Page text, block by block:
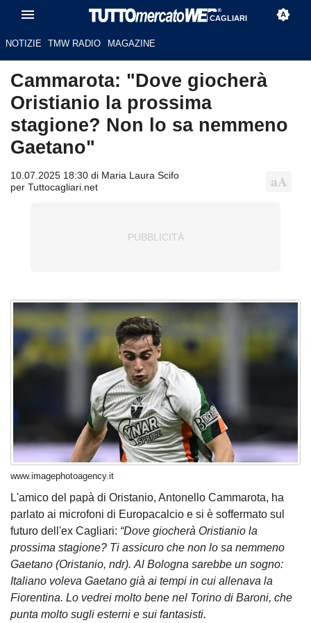
CAGLIARI
NOTIZIE TMW RADIO MAGAZINE
Cammarota: "Dove giocherà
Oristianio la prossima
stagione? Non lo sa nemmeno
Gaetano"
10.07.2025 18:30 di Maria Laura Scifo
per Tuttocagliari.net
www.imagephotoagency.it
L'amico del papà di Oristanio, Antonello Cammarota, ha
parlato ai microfoni di Europacalcio e si è soffermato sul
futuro dell'ex Cagliari: “Dove giocherà Oristianio la
prossima stagione? Ti assicuro che non lo sa nemmeno
Gaetano (Oristanio, ndr). Al Bologna sarebbe un sogno:
Italiano voleva Gaetano già ai tempi in cui allenava la
Fiorentina. Lo vedrei molto bene nel Torino di Baroni, che
punta molto sugli esterni e sui fantasisti.